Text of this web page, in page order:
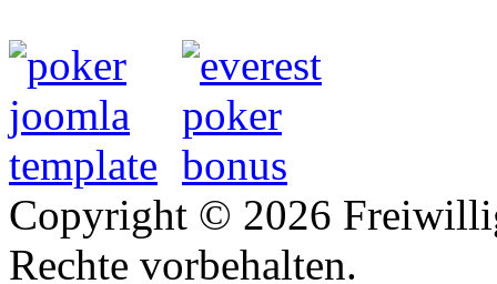
Copyright © 2026
Rechte vorbehalten.